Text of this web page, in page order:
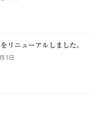
リニューアルしました。
1日